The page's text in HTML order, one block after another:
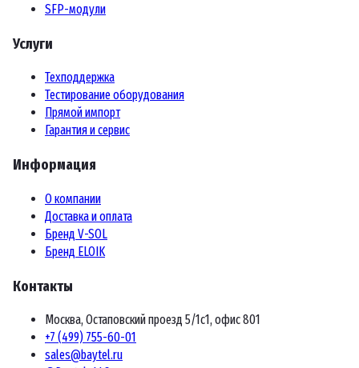
SFP-модули
Услуги
Техподдержка
Тестирование оборудования
Прямой импорт
Гарантия и сервис
Информация
О компании
Доставка и оплата
Бренд V-SOL
Бренд ELOIK
Контакты
Москва, Остаповский проезд 5/1с1, офис 801
+7 (499) 755-60-01
sales@baytel.ru